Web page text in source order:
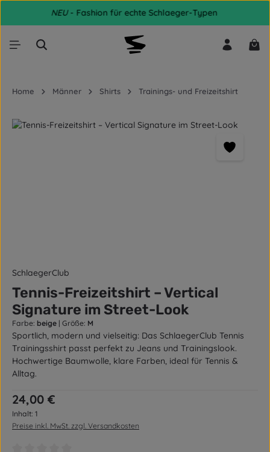
Zum Hauptinhalt springen
NEU- Fashion für echte Schlaeger-Typen
Home Männer Shirts Trainings- und Freizeitshirt
Bildergalerie überspringen
SchlaegerClub
Tennis-Freizeitshirt – Vertical
Signature im Street-Look
Farbe: beige | Größe: M
Sportlich, modern und vielseitig: Das SchlaegerClub Tennis
Trainingsshirt passt perfekt zu Jeans und Trainingslook.
Hochwertige Baumwolle, klare Farben, ideal für Tennis &
Alltag.
Regulärer Preis:
24,00 €
Inhalt: 1
Preise inkl. MwSt. zzgl. Versandkosten